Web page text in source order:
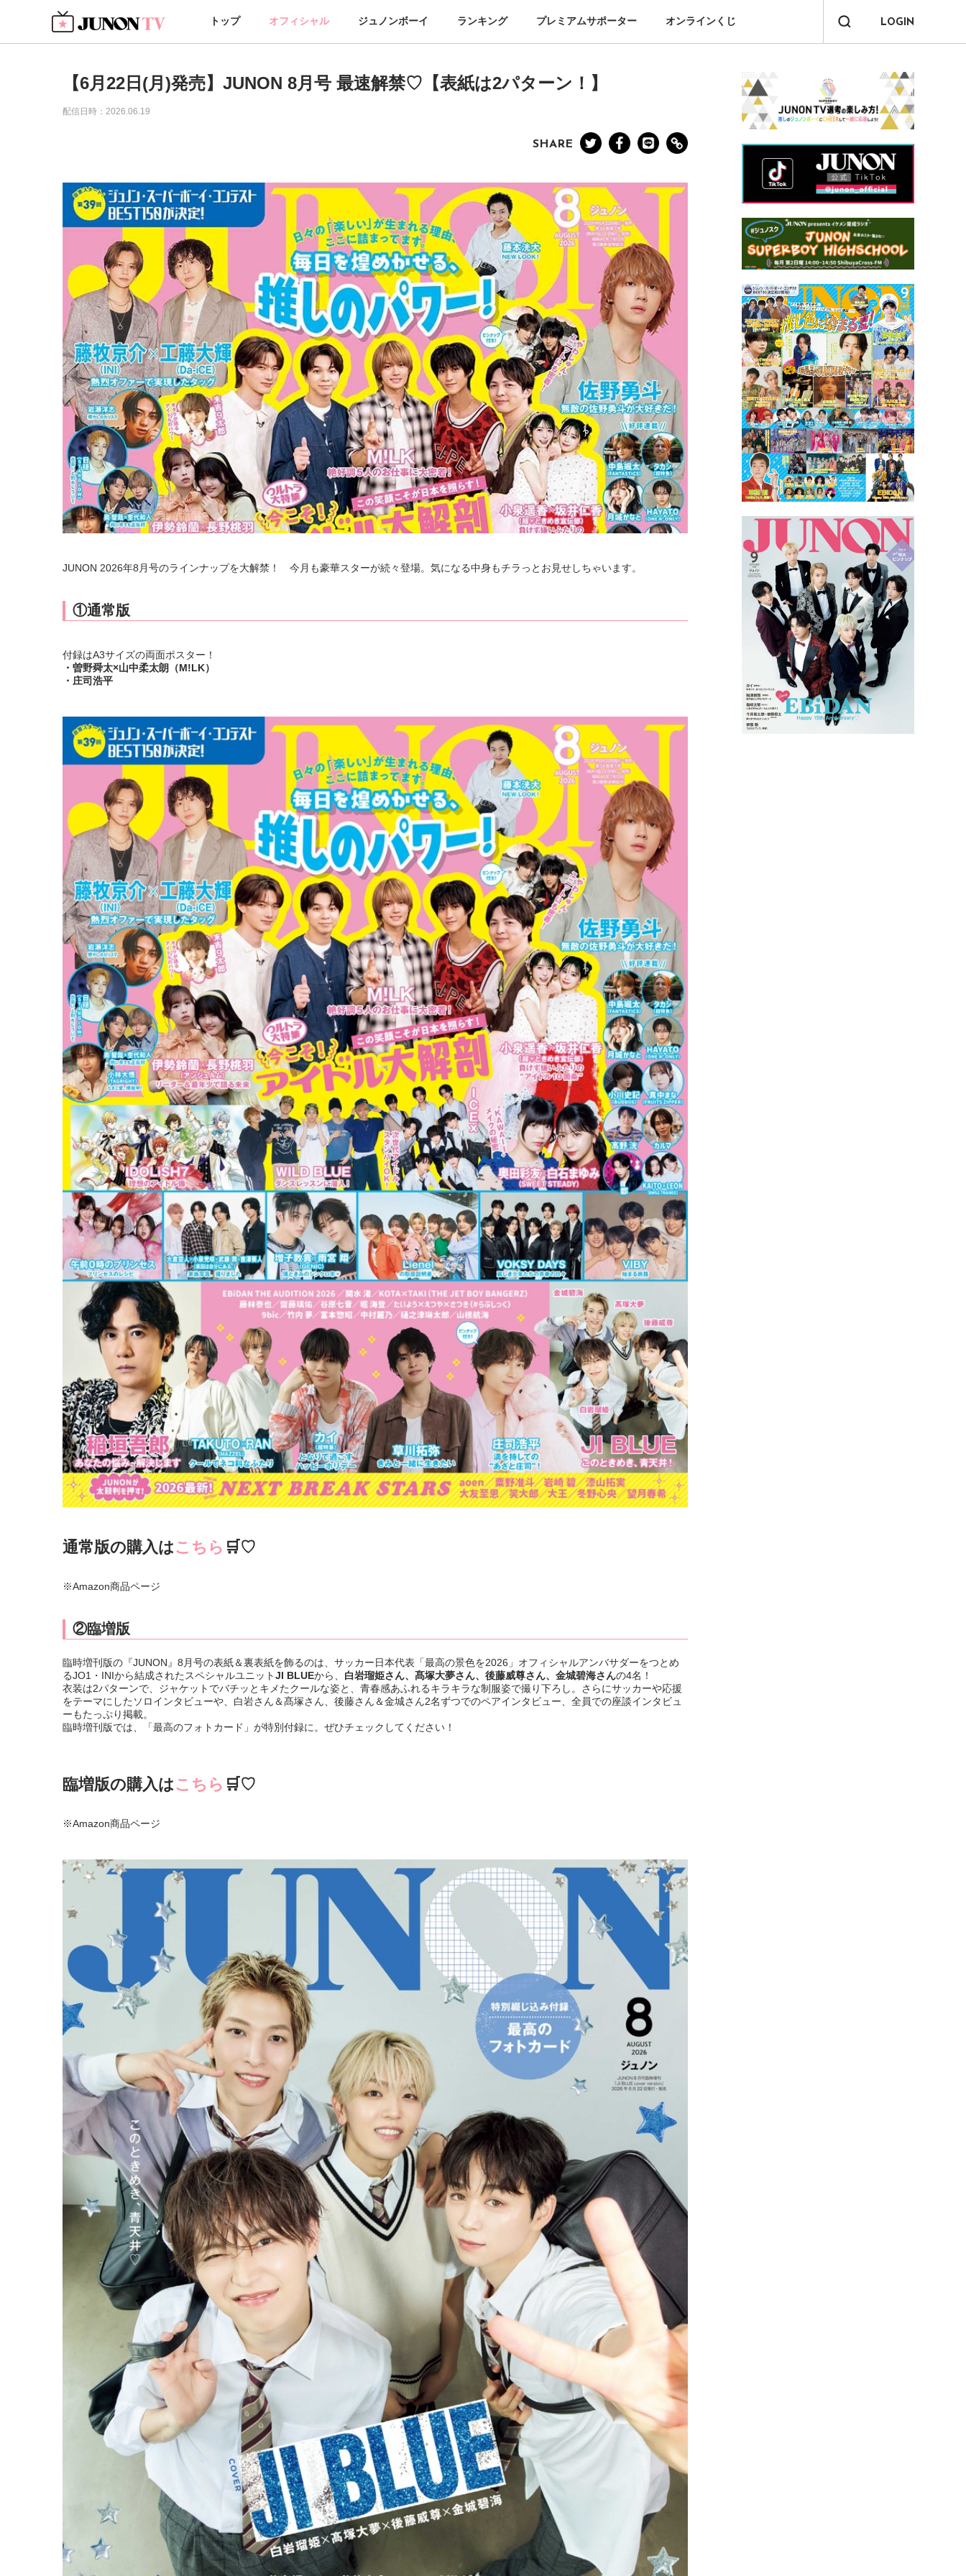
LOGIN
トップ オフィシャル ジュノンボーイ ランキング プレミアムサポーター オンラインくじ
配信日時：2026.06.19
【6月22日(月)発売】JUNON 8月号 最速解禁♡【表紙は2パターン！】
SHARE
JUNON 2026年8月号のラインナップを大解禁！ 今月も豪華スターが続々登場。気になる中身もチラっとお見せしちゃいます。
①通常版
付録はA3サイズの両面ポスター！
・曽野舜太×山中柔太朗（M!LK）
・庄司浩平
通常版の購入はこちら 🛒♡
※Amazon商品ページ
②臨増版
臨時増刊版の『JUNON』8月号の表紙＆裏表紙を飾るのは、サッカー日本代表「最高の景色を2026」オフィシャルアンバサダーをつとめ
るJO1・INIから結成されたスペシャルユニットJI BLUEから、 白岩瑠姫さん、髙塚大夢さん、後藤威尊さん、金城碧海さんの4名！
衣装は2パターンで、ジャケットでバチッとキメたクールな姿と、青春感あふれるキラキラな制服姿で撮り下ろし。さらにサッカーや応援
をテーマにしたソロインタビューや、白岩さん＆髙塚さん、後藤さん＆金城さん2名ずつでのペアインタビュー、全員での座談インタビュ
ーもたっぷり掲載。
臨時増刊版では、「最高のフォトカード」が特別付録に。ぜひチェックしてください！
臨増版の購入はこちら 🛒♡
※Amazon商品ページ